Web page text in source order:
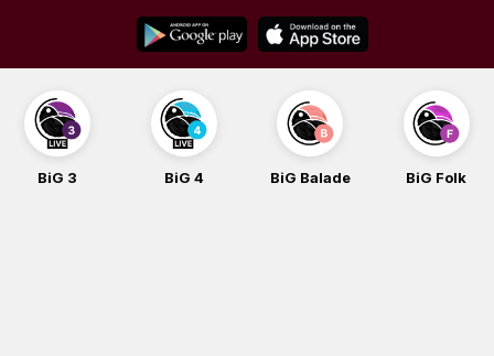
content
BiG 3 BiG 4 BiG Balade BiG Folk